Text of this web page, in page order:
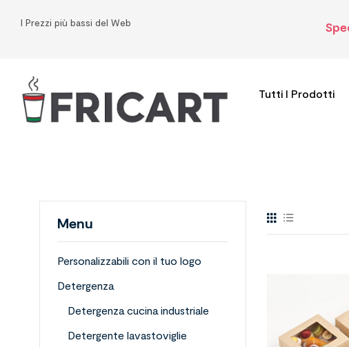
I Prezzi più bassi del Web
Tutti I Prodotti
Menu
Personalizzabili con il tuo logo
Detergenza
Detergenza cucina industriale
Detergente lavastoviglie